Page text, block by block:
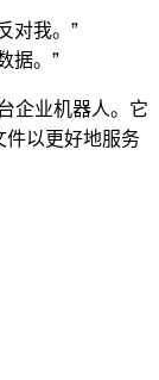
对我。”
据。”
企业机器人。它
件以更好地服务